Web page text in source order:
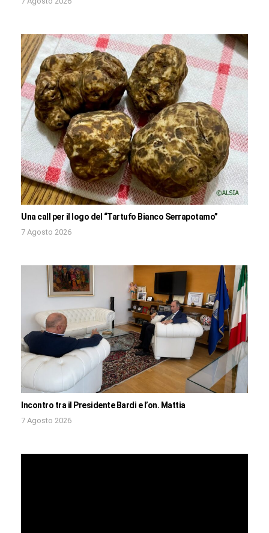
Una call per il logo del “Tartufo Bianco Serrapotamo”
7 Agosto 2026
Incontro tra il Presidente Bardi e l’on. Mattia
7 Agosto 2026